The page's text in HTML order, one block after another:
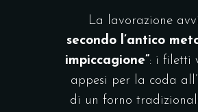
La lavorazione
secondo l’antico
impiccagione” : i filetti
appesi per la coda
di un forno